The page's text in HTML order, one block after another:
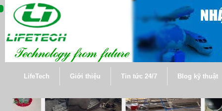
LifeTech Giới thiệu Tin tức 24/7 Blog kỹ thuật